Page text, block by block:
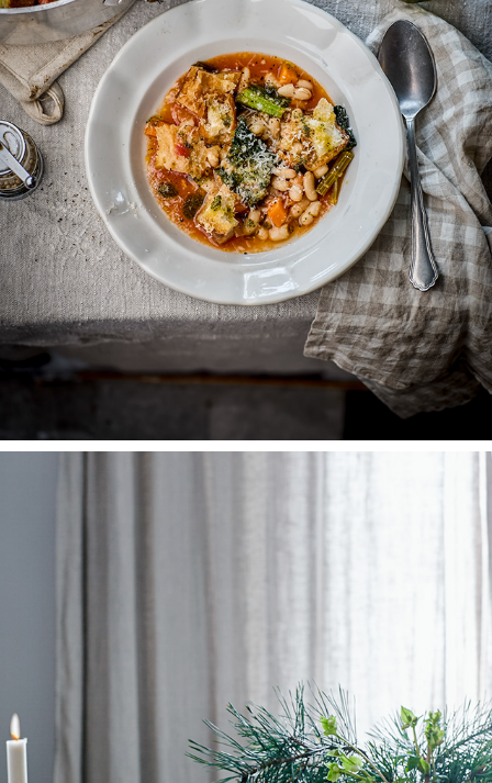
LANTLIV
2025
ELLE MAT & VIN